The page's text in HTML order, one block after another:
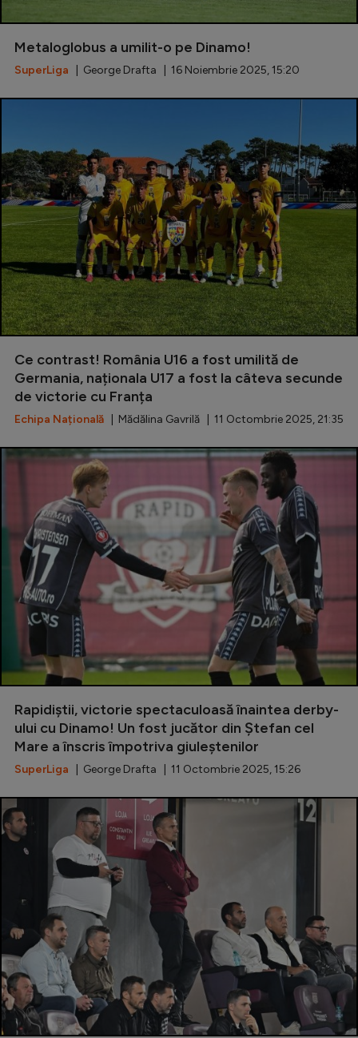
Metaloglobus a umilit-o pe Dinamo!
SuperLiga | George Drafta | 16 Noiembrie 2025, 15:20
Ce contrast! România U16 a fost umilită de
Germania, naționala U17 a fost la câteva secunde
de victorie cu Franța
Echipa Națională | Mădălina Gavrilă | 11 Octombrie 2025, 21:35
Rapidiştii, victorie spectaculoasă înaintea derby-
ului cu Dinamo! Un fost jucător din Ștefan cel
Mare a înscris împotriva giuleştenilor
SuperLiga | George Drafta | 11 Octombrie 2025, 15:26